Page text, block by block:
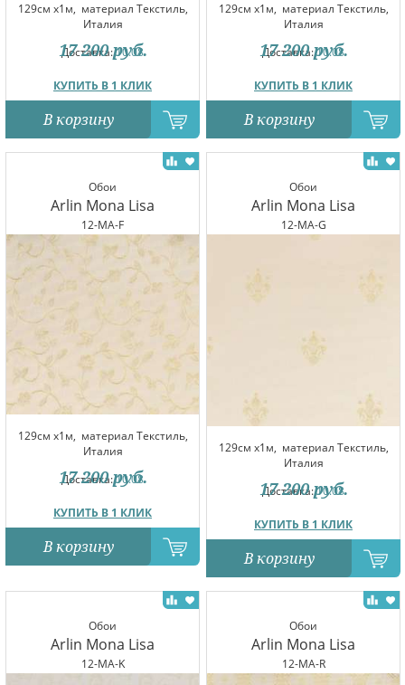
129см x1м, материал Текстиль,
Италия
Доставка:10.08
КУПИТЬ В 1 КЛИК
17 200 руб.
В корзину
129см x1м, материал Текстиль,
Италия
Доставка:10.08
КУПИТЬ В 1 КЛИК
17 200 руб.
В корзину
Обои
Arlin Mona Lisa
12-MA-F
129см x1м, материал Текстиль,
Италия
Доставка:10.08
КУПИТЬ В 1 КЛИК
17 200 руб.
В корзину
Обои
Arlin Mona Lisa
12-MA-G
129см x1м, материал Текстиль,
Италия
Доставка:10.08
КУПИТЬ В 1 КЛИК
17 200 руб.
В корзину
Обои
Arlin Mona Lisa
12-MA-K
Обои
Arlin Mona Lisa
12-MA-R